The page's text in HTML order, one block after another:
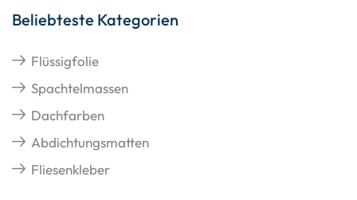
Beliebteste Kategorien
Flüssigfolie
Spachtelmassen
Dachfarben
Abdichtungsmatten
Fliesenkleber